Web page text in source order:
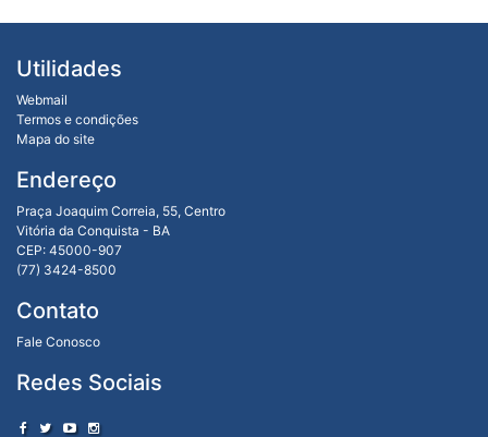
Utilidades
Webmail
Termos e condições
Mapa do site
Endereço
Praça Joaquim Correia, 55, Centro
Vitória da Conquista - BA
CEP: 45000-907
(77) 3424-8500
Contato
Fale Conosco
Redes Sociais